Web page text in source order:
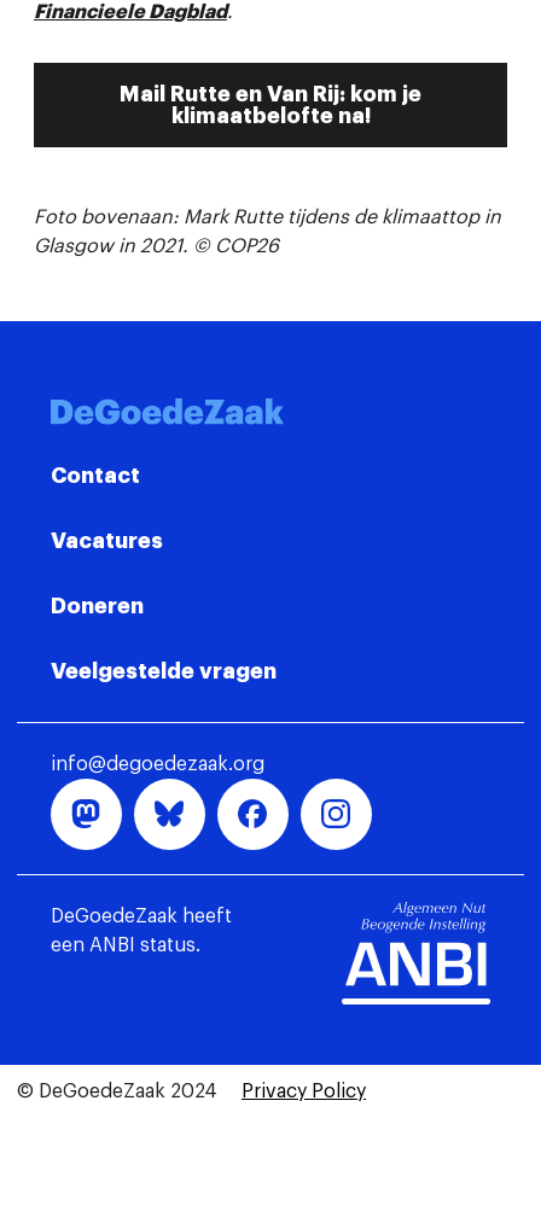
Financieele Dagblad.
Mail Rutte en Van Rij: kom je
klimaatbelofte na!
Foto bovenaan: Mark Rutte tijdens de klimaattop in
Glasgow in 2021. © COP26
Contact
Vacatures
Doneren
Veelgestelde vragen
info@degoedezaak.org
DeGoedeZaak heeft
een ANBI status.
© DeGoedeZaak 2024 Privacy Policy